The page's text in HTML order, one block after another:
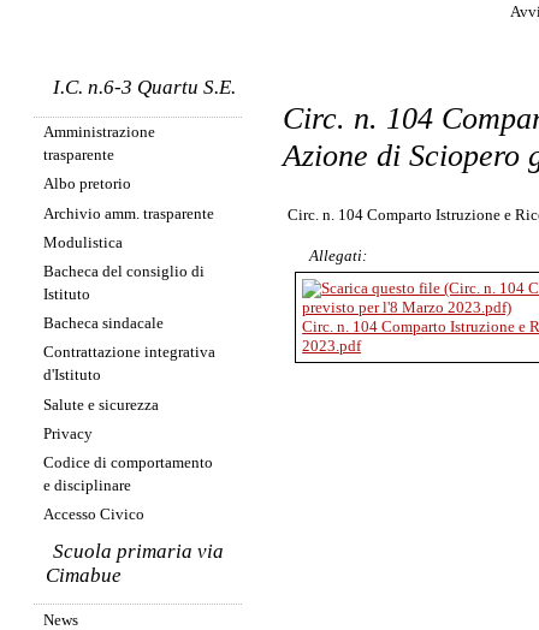
I.C. n.6-3 Quartu S.E.
Amministrazione
trasparente
Albo pretorio
Archivio amm. trasparente
Modulistica
Bacheca del consiglio di
Istituto
Bacheca sindacale
Contrattazione integrativa
d'Istituto
Salute e sicurezza
Privacy
Codice di comportamento
e disciplinare
Accesso Civico
Scuola primaria via
Cimabue
News
Circ. n. 104
Azione di Sciopero
Circ. n. 104 Comparto Istruzione e
Allegati:
Circ. n. 104 Comparto Istruzione e
2023.pdf